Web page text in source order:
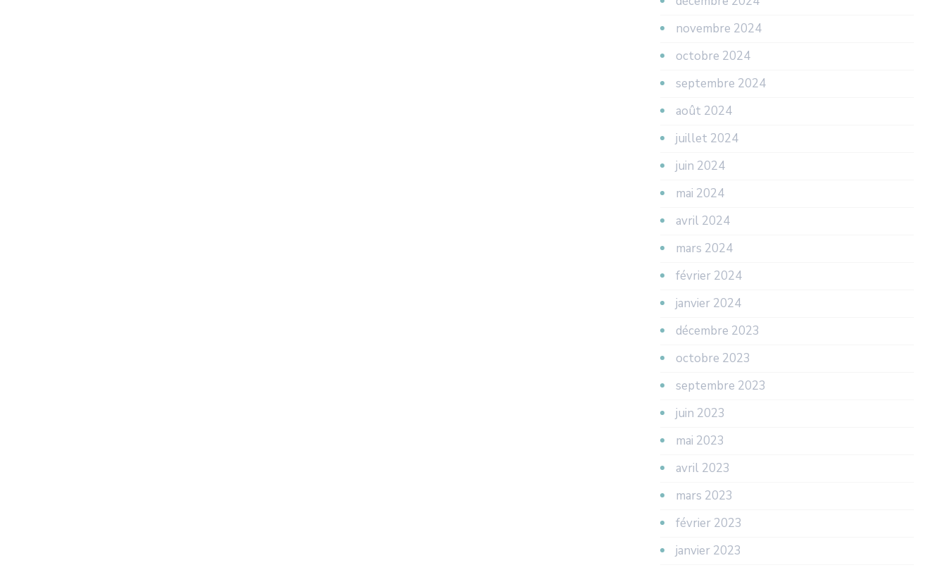
novembre 2024
octobre 2024
septembre 2024
août 2024
juillet 2024
juin 2024
mai 2024
avril 2024
mars 2024
février 2024
janvier 2024
décembre 2023
octobre 2023
septembre 2023
juin 2023
mai 2023
avril 2023
mars 2023
février 2023
janvier 2023